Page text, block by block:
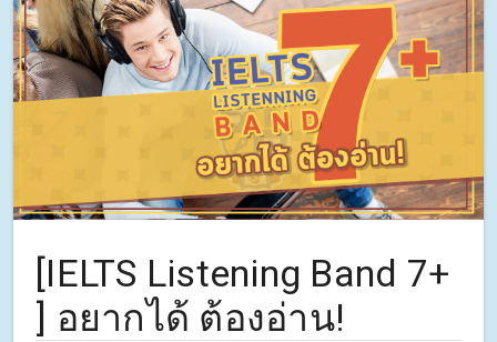
[IELTS Listening Band 7+
] อยากได้ ต้องอ่าน!